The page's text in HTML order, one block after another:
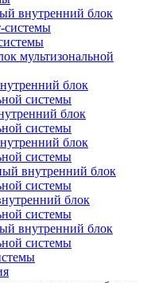
внутренний блок
системы
мультизональной
блок
системы
блок
системы
блок
системы
внутренний блок
системы
блок
системы
внутренний блок
системы